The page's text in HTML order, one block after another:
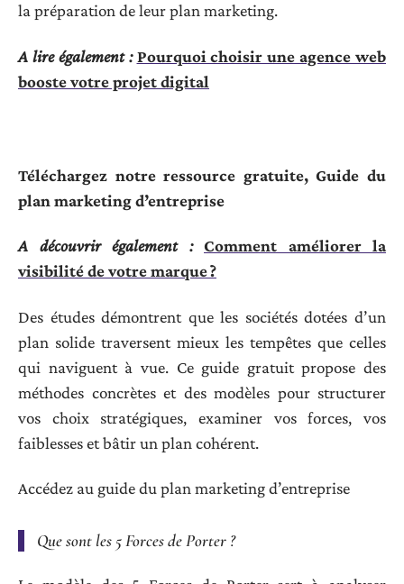
la préparation de leur plan marketing.
A lire également : Pourquoi choisir une agence web
booste votre projet digital
Téléchargez notre ressource gratuite, Guide du
plan marketing d’entreprise
A découvrir également : Comment améliorer la
visibilité de votre marque ?
Des études démontrent que les sociétés dotées d’un
plan solide traversent mieux les tempêtes que celles
qui naviguent à vue. Ce guide gratuit propose des
méthodes concrètes et des modèles pour structurer
vos choix stratégiques, examiner vos forces, vos
faiblesses et bâtir un plan cohérent.
Accédez au guide du plan marketing d’entreprise
Que sont les 5 Forces de Porter ?